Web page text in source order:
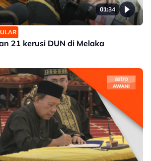
01:34
21 kerusi DUN di Melaka